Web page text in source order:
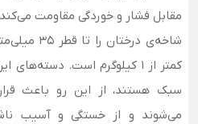
مقابل فشار و خوردگی مقاومت
شاخه‌ی
کمتر از 1 کیلوگرم است.
سبک هستند، از این رو باعث
می‌شوند و از خستگی و آسیب